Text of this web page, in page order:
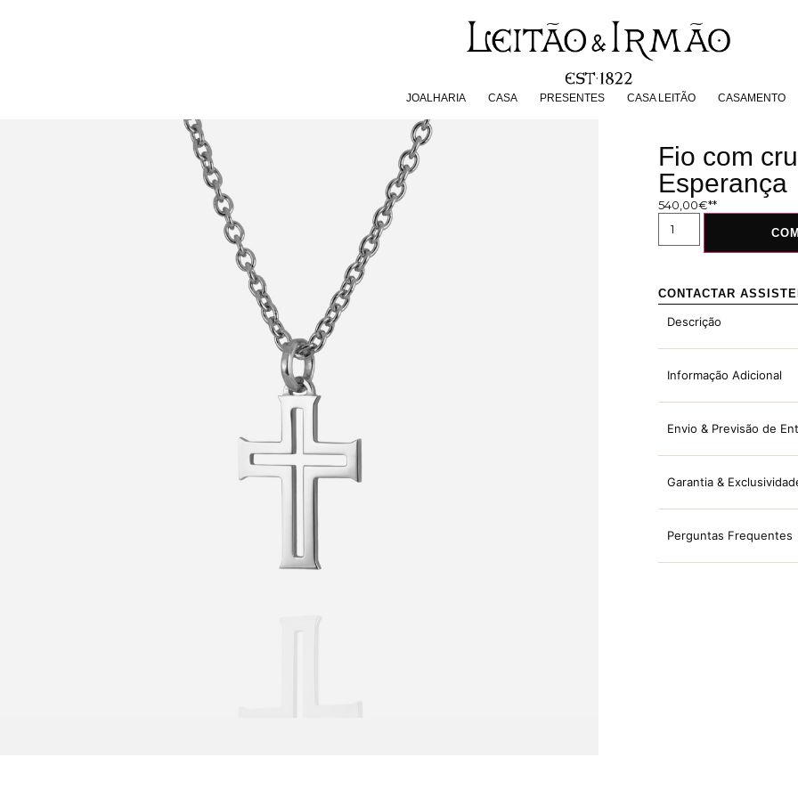
JOALHARIA CASA PRESENTES CASA LEITÃO CASAMENTO
PRESENTES CASA LEITÃO
Fio com
Esperança
540,00€
CONTACTAR
Descrição
Informação Adicional
Envio & Previsão de
Garantia &
Perguntas Frequentes